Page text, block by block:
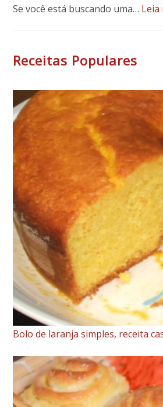
Se você está buscando uma… Leia
Receitas Populares
Bolo de laranja simples, receita